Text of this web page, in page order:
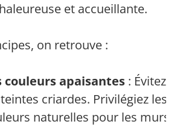
et accueillante.
on retrouve :
couleurs apaisantes : Évitez
criardes. Privilégiez les
naturelles pour les murs.